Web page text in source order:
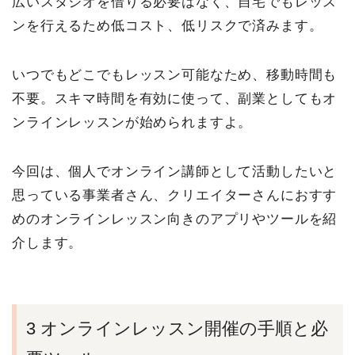
ンを行えるため低コスト、低リスクで済みます。
いつでもどこでもレッスン可能なため、移動時間も
不要。スキマ時間を有効に使って、副業としてもオ
ンラインレッスンが始められますよ。
今回は、個人でオンライン講師として活動したいと
思っている事業者さん、クリエイターさんにおすす
めのオンラインレッスン向きのアプリやツールを紹
介します。
3 オンラインレッスン開催の手順と必